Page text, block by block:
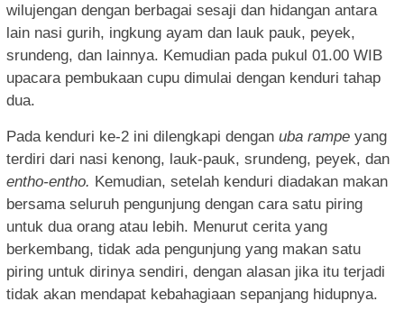
wilujengan dengan berbagai sesaji dan hidangan antara
lain nasi gurih, ingkung ayam dan lauk pauk, peyek,
srundeng, dan lainnya. Kemudian pada pukul 01.00 WIB
upacara pembukaan cupu dimulai dengan kenduri tahap
dua.
Pada kenduri ke-2 ini dilengkapi dengan uba rampe yang
terdiri dari nasi kenong, lauk-pauk, srundeng, peyek, dan
entho-entho. Kemudian, setelah kenduri diadakan makan
bersama seluruh pengunjung dengan cara satu piring
untuk dua orang atau lebih. Menurut cerita yang
berkembang, tidak ada pengunjung yang makan satu
piring untuk dirinya sendiri, dengan alasan jika itu terjadi
tidak akan mendapat kebahagiaan sepanjang hidupnya.